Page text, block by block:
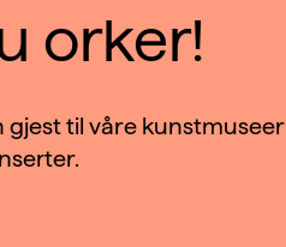
orker!
gjest til våre kunstmuseer